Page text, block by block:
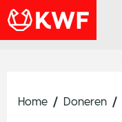
Home Doneren